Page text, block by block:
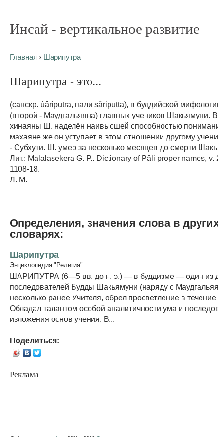
Инсай - вертикальное развитие
Главная › Шарипутра
Шарипутра - это...
(санскр. úâriputra, пали sâriputta), в буддийской
(второй - Маудгальяяна) главных учеников Шакьямуни.
хинаяны Ш. наделён наивысшей способностью
махаяне же он уступает в этом отношении другому
- Субхути. Ш. умер за несколько месяцев до смерти
Лит.: Malalasekera G. P.. Dictionary of Pâli proper names, v.
1108-18.
Л. М.
Определения, значения слова в
словарях:
Шарипутра
Энциклопедия "Религия"
ШАРИПУТРА (6—5 вв. до н. э.) — в буддизме — один из
последователей Будды Шакьямуни (наряду с
несколько ранее Учителя, обрел просветление в
Обладал талантом особой аналитичности ума и
изложения основ учения. В...
Поделиться:
Реклама